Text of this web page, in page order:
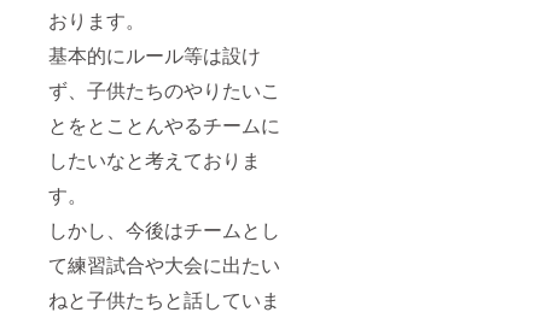
おります。
基本的にルール等は設け
ず、子供たちのやりたいこ
とをとことんやるチームに
したいなと考えておりま
す。
しかし、今後はチームとし
て練習試合や大会に出たい
ねと子供たちと話していま